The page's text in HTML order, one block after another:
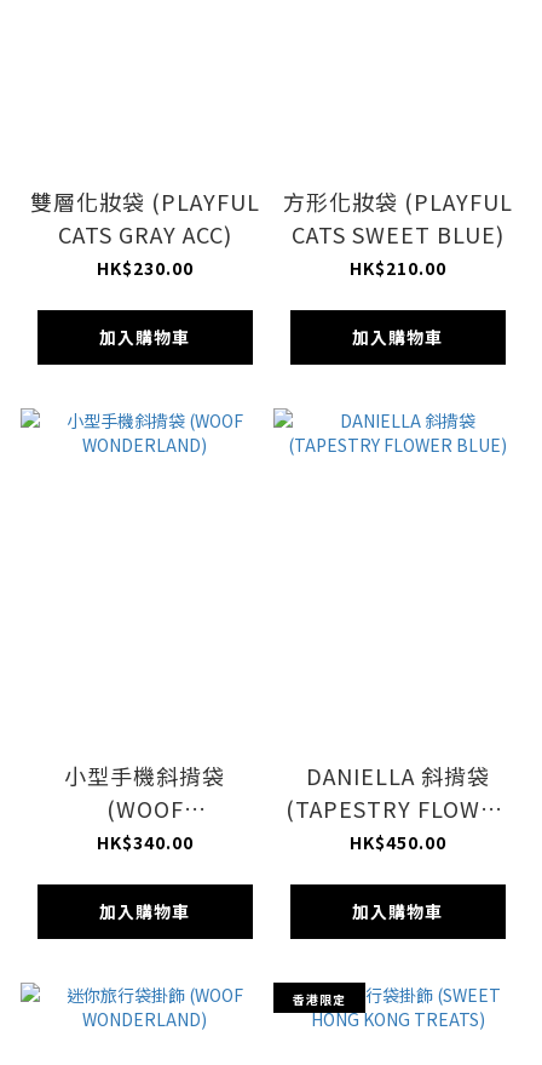
雙層化妝袋 (PLAYFUL
CATS GRAY ACC)
HK$230.00
加入購物車
方形化妝袋 (PLAYFUL
CATS SWEET BLUE)
HK$210.00
加入購物車
小型手機斜揹袋
(WOOF
WONDERLAND)
HK$340.00
加入購物車
DANIELLA 斜揹袋
(TAPESTRY FLOWER
BLUE)
HK$450.00
加入購物車
香港限定